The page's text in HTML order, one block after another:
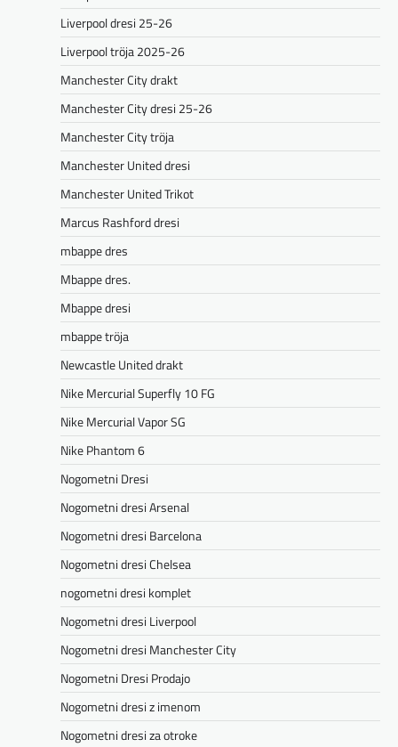
Liverpool dresi 25-26
Liverpool tröja 2025-26
Manchester City drakt
Manchester City dresi 25-26
Manchester City tröja
Manchester United dresi
Manchester United Trikot
Marcus Rashford dresi
mbappe dres
Mbappe dres.
Mbappe dresi
mbappe tröja
Newcastle United drakt
Nike Mercurial Superfly 10 FG
Nike Mercurial Vapor SG
Nike Phantom 6
Nogometni Dresi
Nogometni dresi Arsenal
Nogometni dresi Barcelona
Nogometni dresi Chelsea
nogometni dresi komplet
Nogometni dresi Liverpool
Nogometni dresi Manchester City
Nogometni Dresi Prodajo
Nogometni dresi z imenom
Nogometni dresi za otroke